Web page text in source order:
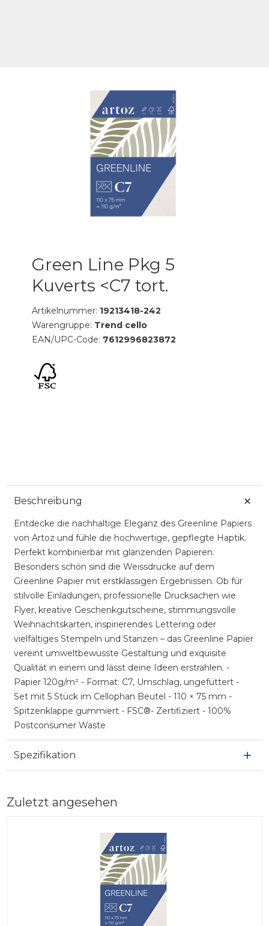
Green Line Pkg 5
Kuverts <C7 tort.
Artikelnummer: 19213418-242
Warengruppe: Trend cello
EAN/UPC-Code: 7612996823872
Beschreibung
Entdecke die nachhaltige Eleganz des Greenline Papiers
von Artoz und fühle die hochwertige, gepflegte Haptik.
Perfekt kombinierbar mit glänzenden Papieren.
Besonders schön sind die Weissdrucke auf dem
Greenline Papier mit erstklassigen Ergebnissen. Ob für
stilvolle Einladungen, professionelle Drucksachen wie
Flyer, kreative Geschenkgutscheine, stimmungsvolle
Weihnachtskarten, inspirierendes Lettering oder
vielfältiges Stempeln und Stanzen – das Greenline Papier
vereint umweltbewusste Gestaltung und exquisite
Qualität in einem und lässt deine Ideen erstrahlen. -
Papier 120g/m² - Format: C7, Umschlag, ungefüttert -
Set mit 5 Stück im Cellophan Beutel - 110 × 75 mm -
Spitzenklappe gummiert - FSC®- Zertifiziert - 100%
Postconsumer Waste
Spezifikation
Zuletzt angesehen